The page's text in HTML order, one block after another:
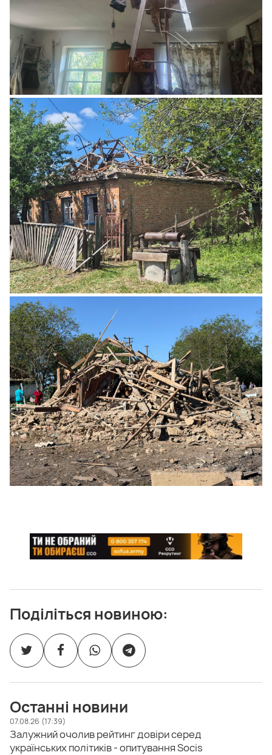
Поділіться новиною:
Останні новини
07.08.26 (17:39)
Залужний очолив рейтинг довіри серед
українських політиків - опитування Socis